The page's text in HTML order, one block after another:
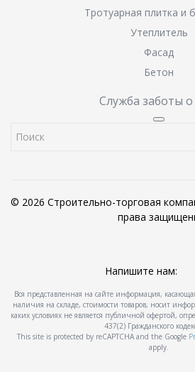
Тротуарная плитка и
Утеплитель
Фасад
Бетон
Служба заботы
© 2026 Строительно-торговая
права
Напишите нам:
Вся представленная на сайте информация,
наличия на складе, стоимости товаров, носит
каких условиях не является публичной офертой,
437(2) Гражданского
This site is protected by reCAPTCHA and the Google
apply.